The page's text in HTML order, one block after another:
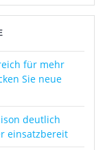
für mehr
Sie neue
deutlich
einsatzbereit